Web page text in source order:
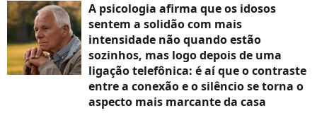
A psicologia afirma que os idosos
sentem a solidão com mais
intensidade não quando estão
sozinhos, mas logo depois de uma
ligação telefônica: é aí que o contraste
entre a conexão e o silêncio se torna o
aspecto mais marcante da casa